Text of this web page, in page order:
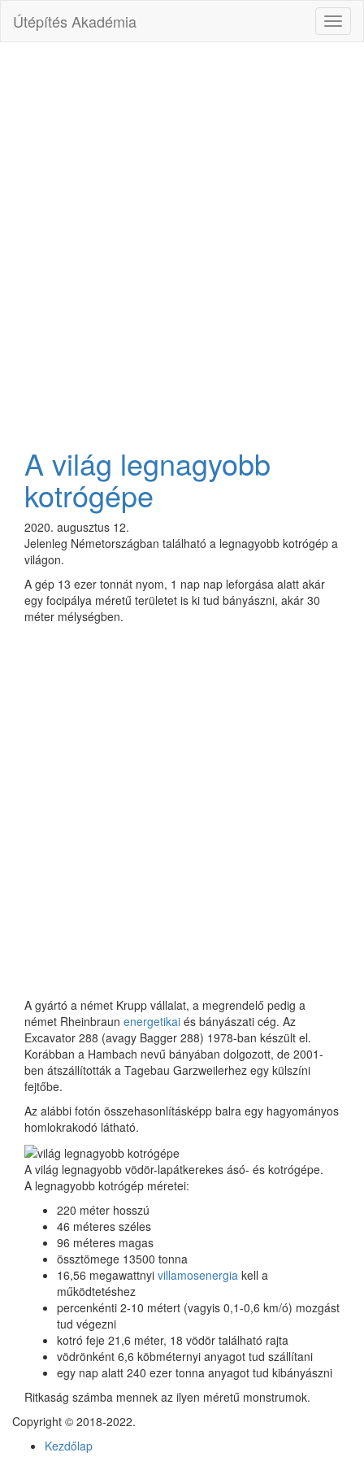
Útépítés Akadémia
A világ legnagyobb
kotrógépe
2020. augusztus 12.
Jelenleg Németországban található a legnagyobb kotrógép a
világon.
A gép 13 ezer tonnát nyom, 1 nap nap leforgása alatt akár
egy focipálya méretű területet is ki tud bányászni, akár 30
méter mélységben.
A gyártó a német Krupp vállalat, a megrendelő pedig a
német Rheinbraun energetikai és bányászati cég. Az
Excavator 288 (avagy Bagger 288) 1978-ban készült el.
Korábban a Hambach nevű bányában dolgozott, de 2001-
ben átszállították a Tagebau Garzweilerhez egy külszíni
fejtőbe.
Az alábbi fotón összehasonlításképp balra egy hagyományos
homlokrakodó látható.
A világ legnagyobb vödör-lapátkerekes ásó- és kotrógépe.
A legnagyobb kotrógép méretei:
220 méter hosszú
46 méteres széles
96 méteres magas
össztömege 13500 tonna
16,56 megawattnyi villamosenergia kell a
működtetéshez
percenkénti 2-10 métert (vagyis 0,1-0,6 km/ó) mozgást
tud végezni
kotró feje 21,6 méter, 18 vödör található rajta
vödrönként 6,6 köbméternyi anyagot tud szállítani
egy nap alatt 240 ezer tonna anyagot tud kibányászni
Ritkaság számba mennek az ilyen méretű monstrumok.
Copyright © 2018-2022.
Kezdőlap